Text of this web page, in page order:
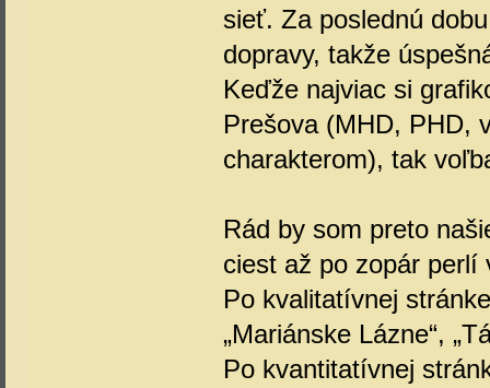
sieť. Za poslednú
dopravy, takže
Keďže najviac si
Prešova (MHD, PHD,
charakterom), tak
Rád by som preto
ciest až po zopár
Po kvalitatívnej
„Mariánske Lázne“,
Po kvantitatívnej